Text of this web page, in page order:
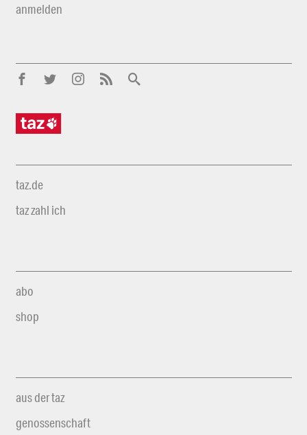
anmelden
taz.de
taz zahl ich
abo
shop
aus der taz
genossenschaft